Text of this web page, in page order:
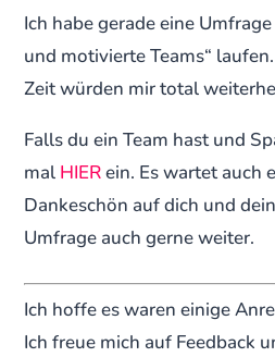
Ich habe gerade eine
und motivierte Teams“
Zeit würden mir total
Falls du ein Team hast und
mal HIERein. Es wartet auch
Dankeschön auf dich und
Umfrage auch gerne weiter.
Ich hoffe es waren einige
Ich freue mich auf Feedback